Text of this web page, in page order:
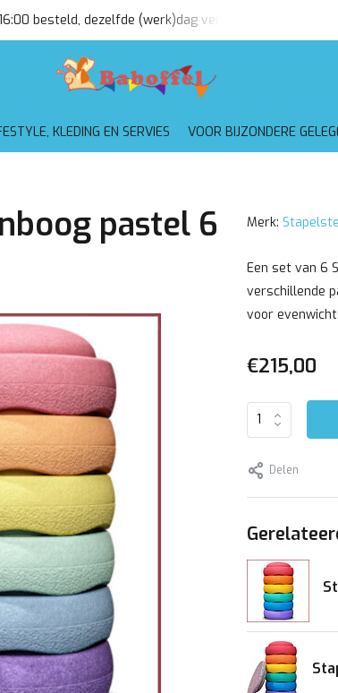
besteld, dezelfde (werk)dag verzonden
KLEDING EN SERVIES VOOR BIJZONDERE
pastel 6
Merk:
Een set van 6
verschillende
voor
€215,00
Delen